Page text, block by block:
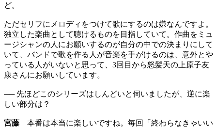
ど。
ただセリフにメロディをつけて歌にするのは嫌なんですよ。
独立した楽曲として聴けるものを目指していて。作曲をミュ
ージシャンの人にお願いするのが自分の中での決まりにして
いて、バンドで歌を作る人が音楽を手がけるのは、意外とや
っている人がいないと思って、3回目から怒髪天の上原子友
康さんにお願いしています。
── 先ほどこのシリーズはしんどいと伺いましたが、逆に楽
しい部分は？
宮藤 本番は本当に楽しいですね。毎回「終わらなきゃいい